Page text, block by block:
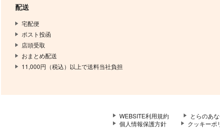
配送
宅配便
ポスト投函
店頭受取
おまとめ配送
11,000円（税込）以上で送料当社負担
WEBSITE利用規約
とらのあ
個人情報保護方針
クッキーポ